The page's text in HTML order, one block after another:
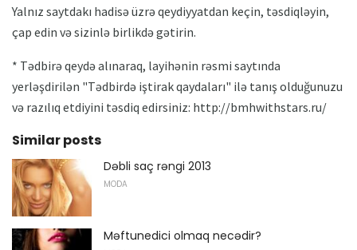
Yalnız saytdakı hadisə üzrə qeydiyyatdan keçin, təsdiqləyin,
çap edin və sizinlə birlikdə gətirin.
* Tədbirə qeydə alınaraq, layihənin rəsmi saytında
yerləşdirilən "Tədbirdə iştirak qaydaları" ilə tanış olduğunuzu
və razılıq etdiyini təsdiq edirsiniz: http://bmhwithstars.ru/
Similar posts
Dəbli saç rəngi 2013
MODA
Məftunedici olmaq necədir?